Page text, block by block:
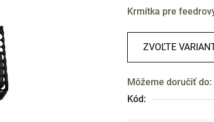
produktu
z
5
Krmítka pre
ZVOĽTE
Môžeme doručiť do:
Kód: